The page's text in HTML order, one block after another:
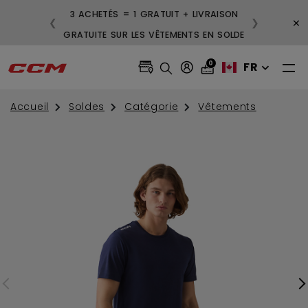
3 ACHETÉS = 1 GRATUIT + LIVRAISON
GRATUITE SUR LES VÊTEMENTS EN SOLDE
❮ ❯ ×
0 FR
Accueil Soldes Catégorie Vêtements